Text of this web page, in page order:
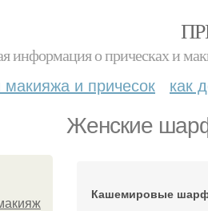
информация о прическах и
и причесок как
Женские
Кашемировые